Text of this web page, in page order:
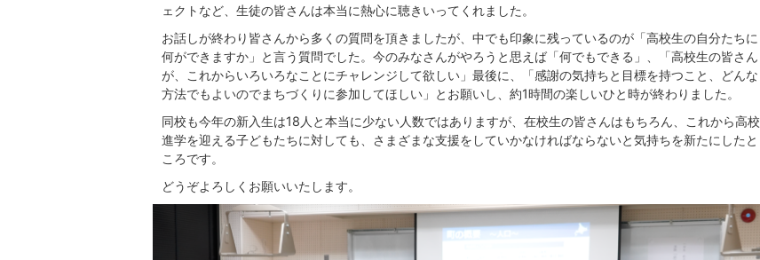
ェクトなど、生徒の皆さんは本当に熱心に聴きいってくれました。
お話しが終わり皆さんから多くの質問を頂きましたが、中でも印象に残っているのが「高校生の自分たちに
何ができますか」と言う質問でした。今のみなさんがやろうと思えば「何でもできる」、「高校生の皆さん
が、これからいろいろなことにチャレンジして欲しい」最後に、「感謝の気持ちと目標を持つこと、どんな
方法でもよいのでまちづくりに参加してほしい」とお願いし、約1時間の楽しいひと時が終わりました。
同校も今年の新入生は18人と本当に少ない人数ではありますが、在校生の皆さんはもちろん、これから高校
進学を迎える子どもたちに対しても、さまざまな支援をしていかなければならないと気持ちを新たにしたと
ころです。
どうぞよろしくお願いいたします。